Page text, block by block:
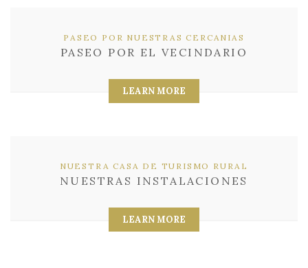
PASEO POR NUESTRAS CERCANIAS
PASEO POR EL VECINDARIO
LEARN MORE
NUESTRA CASA DE TURISMO RURAL
NUESTRAS INSTALACIONES
LEARN MORE